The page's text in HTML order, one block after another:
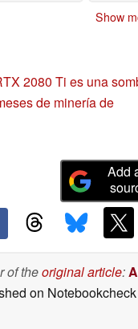
Show
2080 Ti es una
de minería de
Add
of theoriginal article:
on Notebookcheck